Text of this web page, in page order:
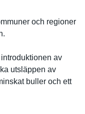
och regioner
av
utsläppen av
buller och ett